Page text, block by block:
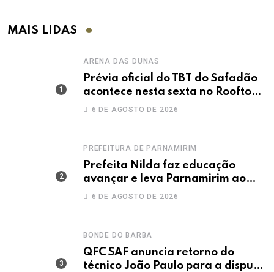
MAIS LIDAS
ARENA DAS DUNAS
Prévia oficial do TBT do Safadão
acontece nesta sexta no Rooftop
Dunas
6 DE AGOSTO DE 2026
PREFEITURA DE PARNAMIRIM
Prefeita Nilda faz educação
avançar e leva Parnamirim ao
maior IDEB da história dos anos
6 DE AGOSTO DE 2026
BONDE DO BARBA
QFC SAF anuncia retorno do
técnico João Paulo para a disputa